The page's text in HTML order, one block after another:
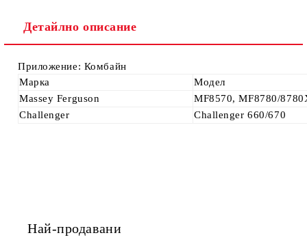
Детайлно описание
Приложение: Комбайн
Марка
Модел
Massey Ferguson
MF8570, MF8780/
Challenger
Challenger 660/670
Най-продавани